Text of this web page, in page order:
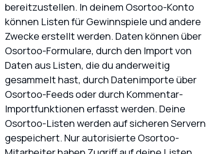
bereitzustellen. In deinem Osortoo-Konto
können Listen für Gewinnspiele und andere
Zwecke erstellt werden. Daten können über
Osortoo-Formulare, durch den Import von
Daten aus Listen, die du anderweitig
gesammelt hast, durch Datenimporte über
Osortoo-Feeds oder durch Kommentar-
Importfunktionen erfasst werden. Deine
Osortoo-Listen werden auf sicheren Servern
gespeichert. Nur autorisierte Osortoo-